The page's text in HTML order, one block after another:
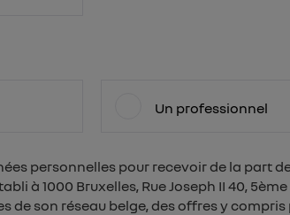
Un professionnel
personnelles pour recevoir de la part de
à 1000 Bruxelles, Rue Joseph II 40,
de son réseau belge, des offres y